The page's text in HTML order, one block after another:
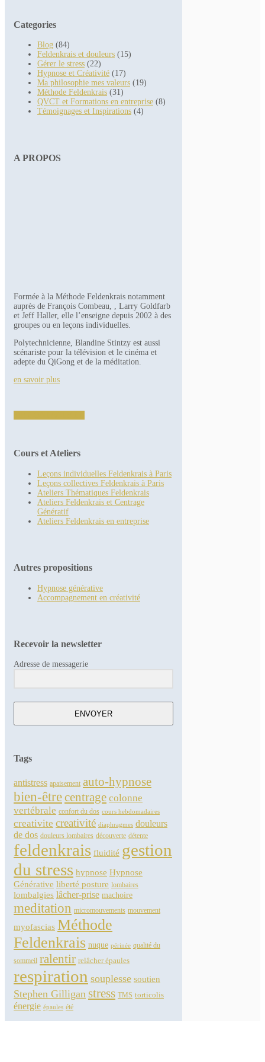
Categories
Blog (84)
Feldenkrais et douleurs (15)
Gérer le stress (22)
Hypnose et Créativité (17)
Ma philosophie mes valeurs (19)
Méthode Feldenkrais (31)
QVCT et Formations en entreprise (8)
Témoignages et Inspirations (4)
A PROPOS
Formée à la Méthode Feldenkrais notamment
auprès de François Combeau, , Larry Goldfarb
et Jeff Haller, elle l’enseigne depuis 2002 à des
groupes ou en leçons individuelles.
Polytechnicienne, Blandine Stintzy est aussi
scénariste pour la télévision et le cinéma et
adepte du QiGong et de la méditation.
en savoir plus
Cours et Ateliers
Leçons individuelles Feldenkrais à Paris
Leçons collectives Feldenkrais à Paris
Ateliers Thématiques Feldenkrais
Ateliers Feldenkrais et Centrage
Génératif
Ateliers Feldenkrais en entreprise
Autres propositions
Hypnose générative
Accompagnement en créativité
Recevoir la newsletter
Adresse de messagerie
ENVOYER
Tags
antistress apaisement auto-hypnose
bien-êtrecentrage colonne
vertébrale confort du dos cours hebdomadaires
creativite creativité diaphragmes douleurs
de dos douleurs lombaires découverte détente
feldenkrais fluidité gestion
du stress hypnose Hypnose
Générative liberté posture lombaires
lombalgies lâcher-prise machoire
meditation micromouvements mouvement
myofascias Méthode
Feldenkrais nuque périnée qualité du
sommeil ralentir relâcher épaules
respiration souplesse soutien
Stephen Gilligan stress TMS torticolis
énergie épaules été